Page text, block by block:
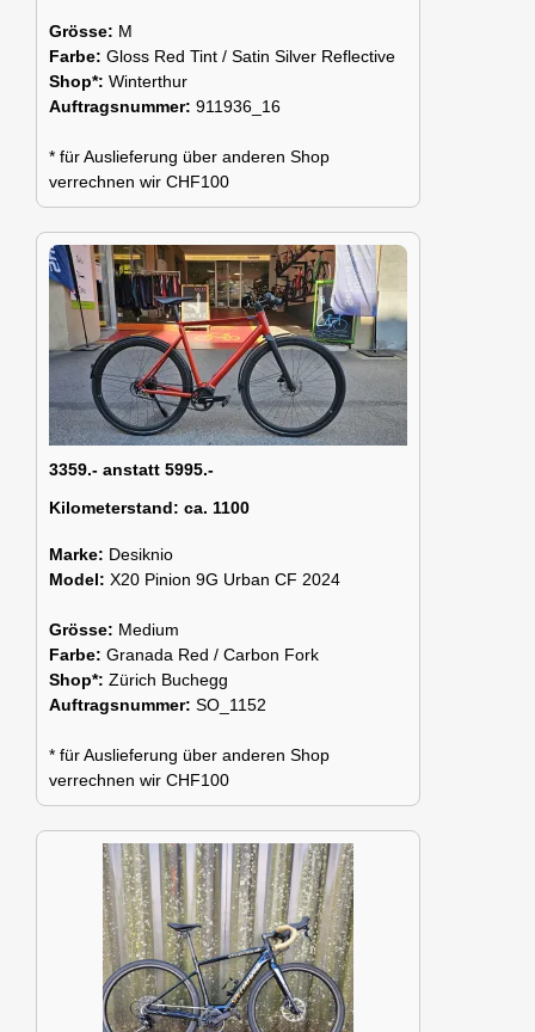
Grösse: M
Farbe: Gloss Red Tint / Satin Silver Reflective
Shop*: Winterthur
Auftragsnummer: 911936_16
* für Auslieferung über anderen Shop
verrechnen wir CHF100
3359.- anstatt 5995.-
Kilometerstand: ca. 1100
Marke: Desiknio
Model: X20 Pinion 9G Urban CF 2024
Grösse: Medium
Farbe: Granada Red / Carbon Fork
Shop*: Zürich Buchegg
Auftragsnummer: SO_1152
* für Auslieferung über anderen Shop
verrechnen wir CHF100